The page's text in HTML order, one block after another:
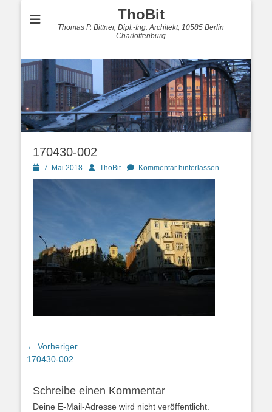
ThoBit
Thomas P. Bittner, Dipl.-Ing. Architekt, 10585 Berlin
Charlottenburg
170430-002
Posted
on
7. Mai 2018 AutorThoBit Kommentar hinterlassen
Beitragsnavigation
← Vorheriger
Vorheriger
170430-002
Schreibe einen Kommentar
Deine E-Mail-Adresse wird nicht veröffentlicht.